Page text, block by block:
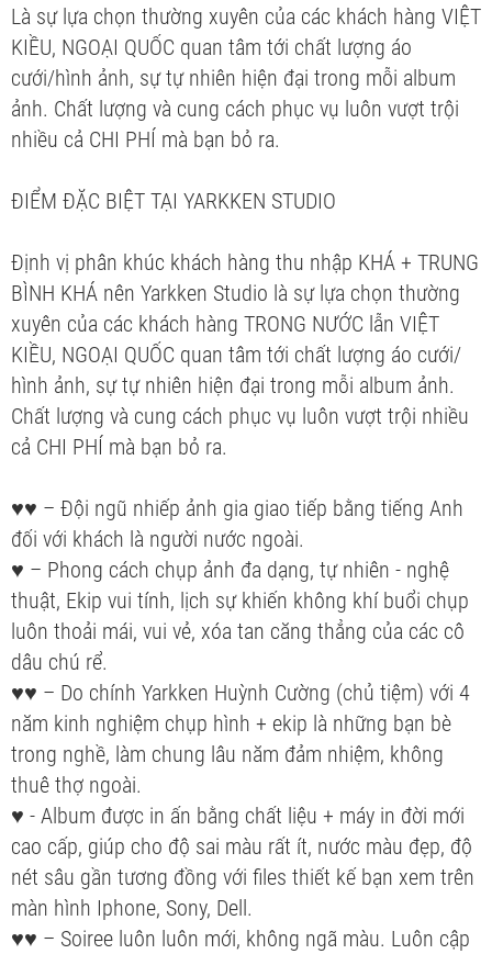
Là sự lựa chọn thường xuyên của các khách hàng VIỆT
KIỀU, NGOẠI QUỐC quan tâm tới chất lượng áo
cưới/hình ảnh, sự tự nhiên hiện đại trong mỗi album
ảnh. Chất lượng và cung cách phục vụ luôn vượt trội
nhiều cả CHI PHÍ mà bạn bỏ ra.
ĐIỂM ĐẶC BIỆT TẠI YARKKEN STUDIO
Định vị phân khúc khách hàng thu nhập KHÁ + TRUNG
BÌNH KHÁ nên Yarkken Studio là sự lựa chọn thường
xuyên của các khách hàng TRONG NƯỚC lẫn VIỆT
KIỀU, NGOẠI QUỐC quan tâm tới chất lượng áo cưới/
hình ảnh, sự tự nhiên hiện đại trong mỗi album ảnh.
Chất lượng và cung cách phục vụ luôn vượt trội nhiều
cả CHI PHÍ mà bạn bỏ ra.
♥♥ – Đội ngũ nhiếp ảnh gia giao tiếp bằng tiếng Anh
đối với khách là người nước ngoài.
♥ – Phong cách chụp ảnh đa dạng, tự nhiên - nghệ
thuật, Ekip vui tính, lịch sự khiến không khí buổi chụp
luôn thoải mái, vui vẻ, xóa tan căng thẳng của các cô
dâu chú rể.
♥♥ – Do chính Yarkken Huỳnh Cường (chủ tiệm) với 4
năm kinh nghiệm chụp hình + ekip là những bạn bè
trong nghề, làm chung lâu năm đảm nhiệm, không
thuê thợ ngoài.
♥ - Album được in ấn bằng chất liệu + máy in đời mới
cao cấp, giúp cho độ sai màu rất ít, nước màu đẹp, độ
nét sâu gần tương đồng với files thiết kế bạn xem trên
màn hình Iphone, Sony, Dell.
♥♥ – Soiree luôn luôn mới, không ngã màu. Luôn cập